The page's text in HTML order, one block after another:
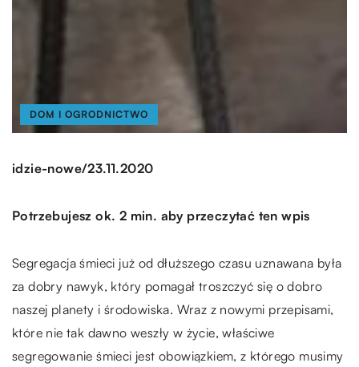
DOM I OGRODNICTWO
idzie-nowe/23.11.2020
Potrzebujesz ok. 2 min. aby przeczytać ten wpis
Segregacja śmieci już od dłuższego czasu uznawana była
za dobry nawyk, który pomagał troszczyć się o dobro
naszej planety i środowiska. Wraz z nowymi przepisami,
które nie tak dawno weszły w życie, właściwe
segregowanie śmieci jest obowiązkiem, z którego musimy